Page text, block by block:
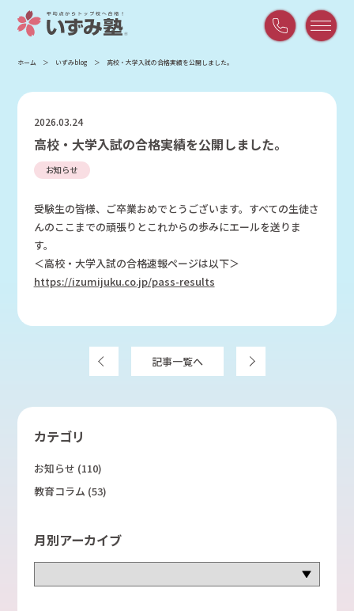
/
～
18:00
ホーム いずみblog 高校・大学入試の合格実績を公開しました。
2026.03.24
高校・大学入試の合格実績を公開しました。
お知らせ
受験生の皆様、ご卒業おめでとうございます。すべての生徒さ
んのここまでの頑張りとこれからの歩みにエールを送りま
す。
＜高校・大学入試の合格速報ページは以下＞
https://izumijuku.co.jp/pass-results
記事一覧へ
カテゴリ
お知らせ (110)
教育コラム (53)
月別アーカイブ